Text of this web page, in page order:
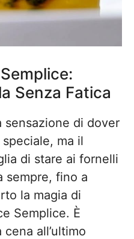
Senza Fatica
di dover
ma il
di stare ai fornelli
sempre, fino a
la magia di
Semplice. È
all’ultimo